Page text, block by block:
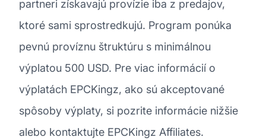
partneri získavajú provízie iba z predajov,
ktoré sami sprostredkujú. Program ponúka
pevnú províznu štruktúru s minimálnou
výplatou 500 USD. Pre viac informácií o
výplatách EPCKingz, ako sú akceptované
spôsoby výplaty, si pozrite informácie nižšie
alebo kontaktujte EPCKingz Affiliates.